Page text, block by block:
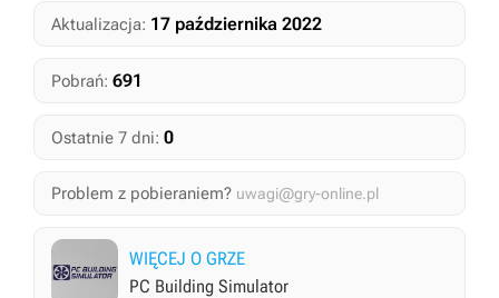
Aktualizacja: 17 października 2022
Pobrań: 691
Ostatnie 7 dni: 0
Problem z pobieraniem? uwagi@gry-online.pl
WIĘCEJ O GRZE
PC Building Simulator